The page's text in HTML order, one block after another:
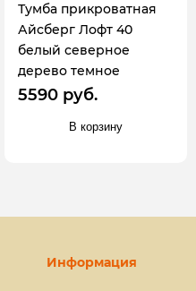
Тумба прикроватная
Айсберг Лофт 40
белый северное
дерево темное
5590 руб.
В корзину
Информация